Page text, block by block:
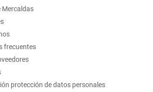
Mercaldas
frecuentes
protección de datos personales